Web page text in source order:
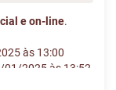
e on-line.
às 13:00
01/2025 às 13:52